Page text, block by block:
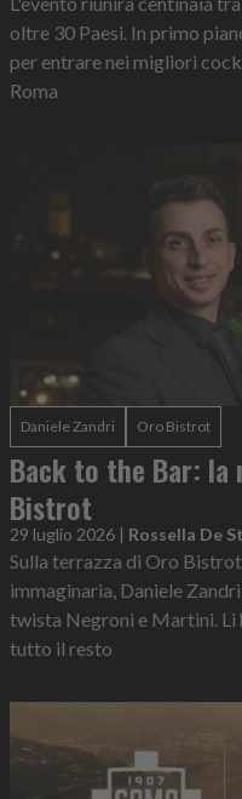
oltre 30 Paesi. In primo
per entrare nei migliori
Roma
Daniele Zandri Oro Bistrot
Back to the Bar:
Bistrot
29 luglio 2026 | Rossella De
Sulla terrazza di Oro
immaginaria, Daniele
twista Negroni e Martini. Li
tutto il resto